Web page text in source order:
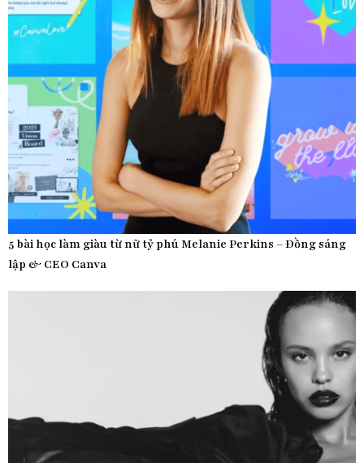
5 bài học làm giàu từ nữ tỷ phú Melanie Perkins – Đồng sáng
lập & CEO Canva